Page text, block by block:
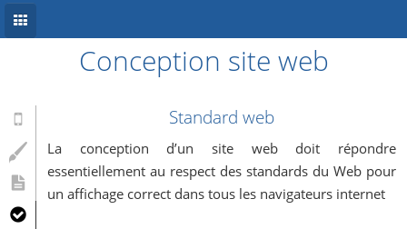
Accueil
Développement mobile
Conception site web
Standard web
La conception d’un site web doit répondre
essentiellement au respect des standards du Web pour
un affichage correct dans tous les navigateurs internet